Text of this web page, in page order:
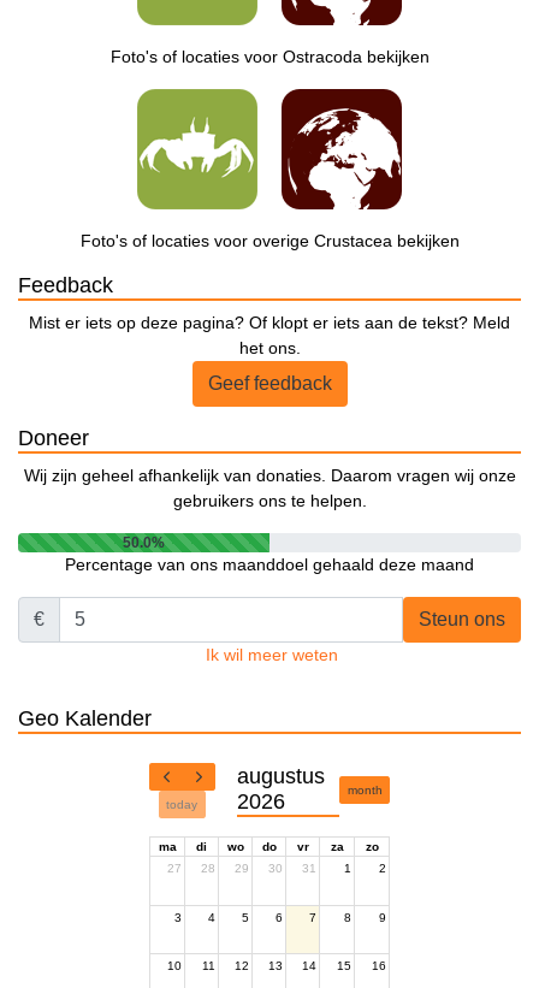
Foto's of locaties voor Ostracoda bekijken
Foto's of locaties voor overige Crustacea bekijken
Feedback
Mist er iets op deze pagina? Of klopt er iets aan de tekst? Meld
het ons.
Geef feedback
Doneer
Wij zijn geheel afhankelijk van donaties. Daarom vragen wij onze
gebruikers ons te helpen.
50.0%
Percentage van ons maanddoel gehaald deze maand
€ Steun ons
Ik wil meer weten
Geo Kalender
today
augustus
2026
month
ma di wo do vr za
zo
27
28 29 30 31 1 2
3 4 5 6 7 8 9
10 11 12 13 14 15 16